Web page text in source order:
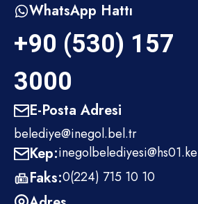
WhatsApp Hattı
+90 (530) 157
3000
E-Posta Adresi
belediye@inegol.bel.tr
Kep:
Faks:0(224) 715 10 10